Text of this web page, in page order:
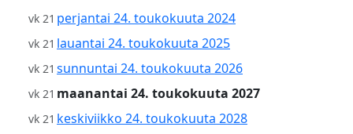
vk 21 perjantai 24. toukokuuta 2024
vk 21 lauantai 24. toukokuuta 2025
vk 21 sunnuntai 24. toukokuuta 2026
vk 21 maanantai 24. toukokuuta 2027
vk 21 keskiviikko 24. toukokuuta 2028